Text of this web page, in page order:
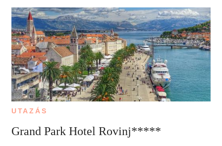
UTAZÁS
Grand Park Hotel Rovinj*****